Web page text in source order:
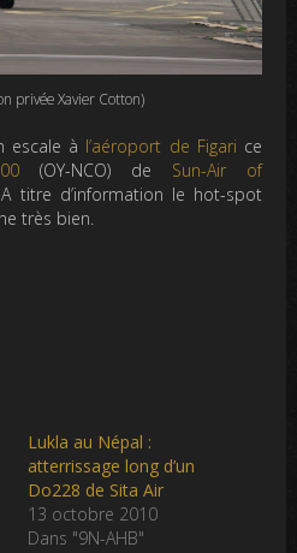
privée Xavier Cotton)
escale à l’aéroport de Figari ce
(OY-NCO) de Sun-Air of
titre d’information le hot-spot
très bien.
Lukla au Népal :
atterrissage long d’un
Do228 de Sita Air
13 octobre 2010
Dans "9N-AHB"